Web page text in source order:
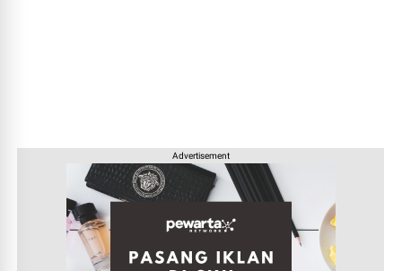
Advertisement